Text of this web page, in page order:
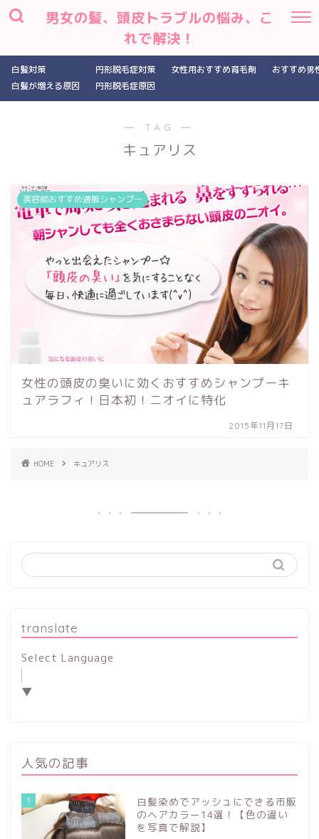
男女の髪、頭皮トラブルの悩み、こ
れで解決！
白髪対策
白髪が増える原因
円形脱毛症対策
円形脱毛症原因
女性用おすすめ育毛剤 おすすめ男
― TAG ―
キュアリス
美容師おすすめ通販シャンプー
女性の頭皮の臭いに効くおすすめシャンプーキ
ュアラフィ！日本初！ニオイに特化
2015年11月17日
HOME キュアリス
translate
Select Language
▼
人気の記事
1
白髪染めでアッシュにできる市販
のヘアカラー14選！【色の違い
を写真で解説】